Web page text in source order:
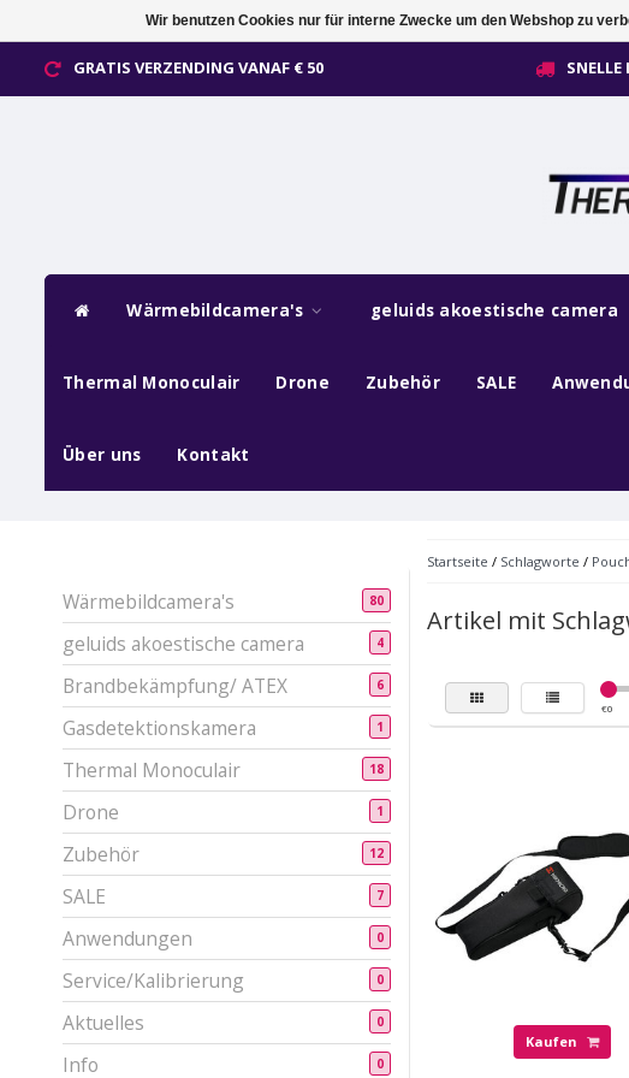
GRATIS VERZENDING VANAF € 50 SNELLE
Wärmebildcamera's geluids akoestische camera
Thermal Monoculair Drone Zubehör SALE
Über uns Kontakt
Wärmebildcamera's 80
geluids akoestische camera 4
Brandbekämpfung/ ATEX 6
Gasdetektionskamera 1
Thermal Monoculair 18
Drone 1
Zubehör 12
SALE 7
Anwendungen 0
Service/Kalibrierung 0
Aktuelles 0
Info 0
Startseite / Schlagworte /
Artikel mit
€0
Kaufen
Wir benutzen Cookies nur für interne Zwecke um den Webshop zu